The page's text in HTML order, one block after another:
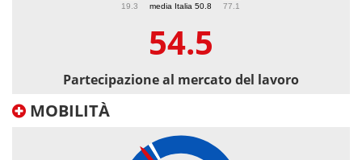
media Italia 50.8
19.3 77.1
54.5
Partecipazione al mercato del lavoro
MOBILITÀ